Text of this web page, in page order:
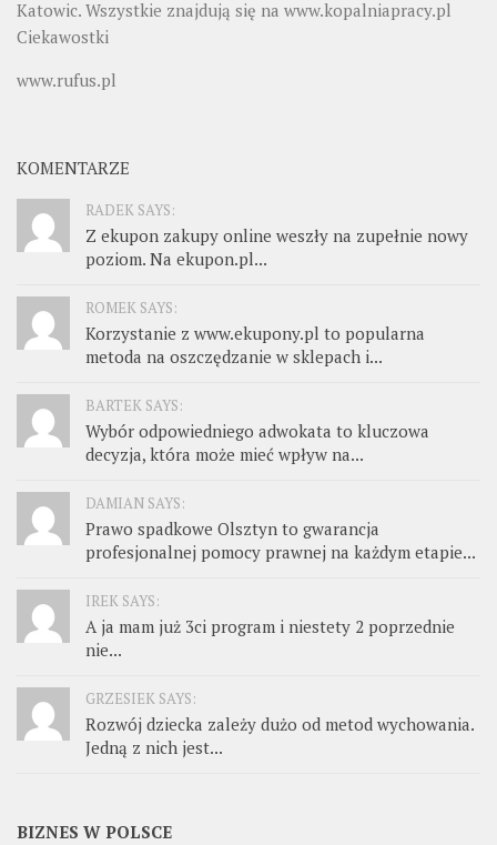
Katowic. Wszystkie znajdują się na www.kopalniapracy.pl
Ciekawostki
www.rufus.pl
KOMENTARZE
RADEK SAYS:
Z ekupon zakupy online weszły na zupełnie nowy
poziom. Na ekupon.pl...
ROMEK SAYS:
Korzystanie z www.ekupony.pl to popularna
metoda na oszczędzanie w sklepach i...
BARTEK SAYS:
Wybór odpowiedniego adwokata to kluczowa
decyzja, która może mieć wpływ na...
DAMIAN SAYS:
Prawo spadkowe Olsztyn to gwarancja
profesjonalnej pomocy prawnej na każdym etapie...
IREK SAYS:
A ja mam już 3ci program i niestety 2 poprzednie
nie...
GRZESIEK SAYS:
Rozwój dziecka zależy dużo od metod wychowania.
Jedną z nich jest...
BIZNES W POLSCE